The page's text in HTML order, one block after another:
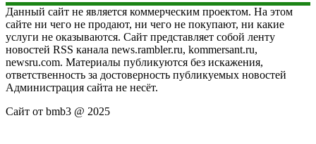
Данный сайт не является коммерческим проектом. На этом
сайте ни чего не продают, ни чего не покупают, ни какие
услуги не оказываются. Сайт представляет собой ленту
новостей RSS канала news.rambler.ru, kommersant.ru,
newsru.com. Материалы публикуются без искажения,
ответственность за достоверность публикуемых новостей
Администрация сайта не несёт.
Сайт от bmb3 @ 2025